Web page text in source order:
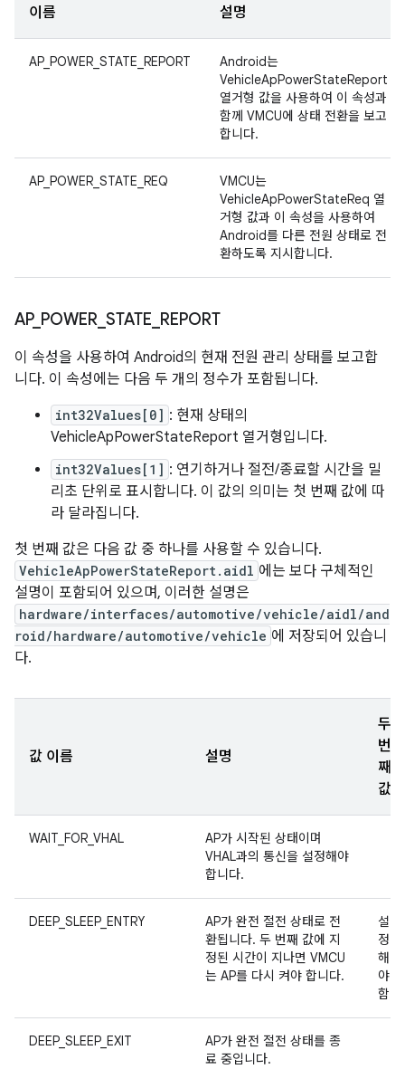
이름 설명
AP_POWER_STATE_REPORT
Android는
VehicleApPowerStateReport
열거형 값을 사용하여 이 속성과
함께 VMCU에 상태 전환을 보고
합니다.
AP_POWER_STATE_REQ
VMCU는
VehicleApPowerStateReq 열
거형 값과 이 속성을 사용하여
Android를 다른 전원 상태로 전
환하도록 지시합니다.
AP_ POWER STATE REPORT
이 속성을 사용하여 Android의 현재 전원 관리 상태를 보고합
니다. 이 속성에는 다음 두 개의 정수가 포함됩니다.
int32Values[0] : 현재 상태의
VehicleApPowerStateReport 열거형입니다.
int32Values[1] : 연기하거나 절전/종료할 시간을 밀
리초 단위로 표시합니다. 이 값의 의미는 첫 번째 값에 따
라 달라집니다.
첫 번째 값은 다음 값 중 하나를 사용할 수 있습니다.
VehicleApPowerStateReport.aidl 에는 보다 구체적인
설명이 포함되어 있으며, 이러한 설명은
hardware/interfaces/automotive/vehicle/aidl/and
roid/hardware/automotive/vehicle 에 저장되어 있습니
다.
값 이름 설명
두
번
째
값
WAIT_FOR_VHAL
AP가 시작된 상태이며
VHAL과의 통신을 설정해야
합니다.
DEEP_SLEEP_ENTRY
AP가 완전 절전 상태로 전
환됩니다. 두 번째 값에 지
정된 시간이 지나면 VMCU
는 AP를 다시 켜야 합니다.
설
정
해
야
함
DEEP_SLEEP_EXIT
AP가 완전 절전 상태를 종
료 중입니다.